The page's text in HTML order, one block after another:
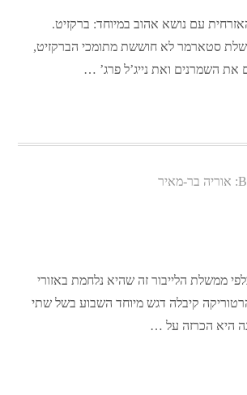
עם נושא אהוב במיוחד: ברקזיט.
סטארמר לא חוששת מתומכי הברקזיט,
את השמרנים ואת נייג’ל פרג’ …
אוריה בר-מאיר
ממשלת הלייבור זה שהיא נלחמת באזורי
קיבלה דגש מיוחד השבוע בשל שתי
היא הכרזה על …